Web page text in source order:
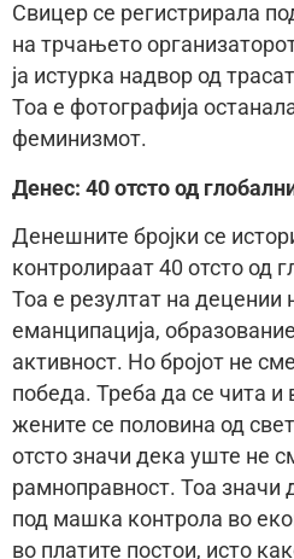
Свицер се регистрирала
на трчањето
ja истурка надвор од
Тоа е фотографиja
феминизмот.
Денес: 40 отсто од
Денешните бројки се
контролираат 40 отсто од
Тоа е резултат на децении
еманципациjа,
активност. Но броjот не
победа. Треба да се чита и
жените се половина од
отсто значи дека уште не
рамноправност. Тоа значи
под машка контрола во
во платите постои, исто